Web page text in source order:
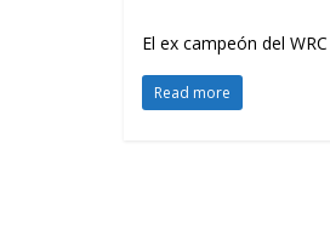
El ex campeón del
Read more